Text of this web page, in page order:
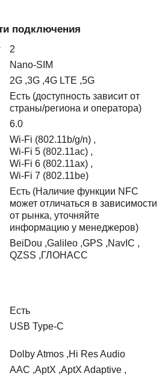
подключения
2
Nano-SIM
2G ,3G ,4G LTE ,5G
Есть (доступность зависит от
страны/региона и оператора)
6.0
Wi-Fi (802.11b/g/n) ,
Wi-Fi 5 (802.11ac) ,
Wi-Fi 6 (802.11ax) ,
Wi-Fi 7 (802.11be)
Есть (Наличие функции NFC
может отличаться в зависимости
от рынка, уточняйте
информацию у менеджеров)
BeiDou ,Galileo ,GPS ,NavIC ,
QZSS ,ГЛОНАСС
Есть
USB Type-C
Dolby Atmos ,Hi Res Audio
AAC ,AptX ,AptX Adaptive ,